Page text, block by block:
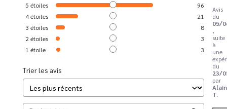
5 étoiles
96
4étoiles
21
3 étoiles
8
2 étoiles
3
1 étoile 3
Trier les avis
Avis
du
05/
,
suite
à
une
du
23/
par
Alain
T.